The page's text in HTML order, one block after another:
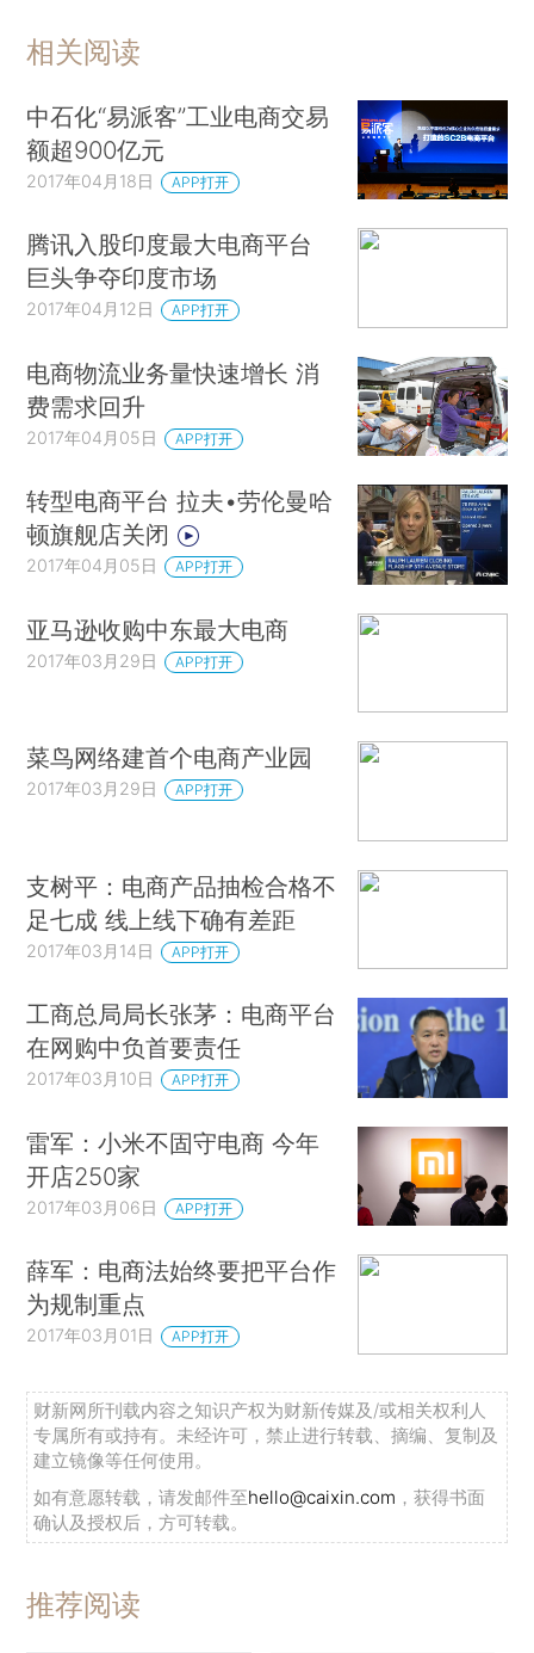
相关阅读
中石化“易派客”工业电商交易
额超900亿元
2017年04月18日 APP打开
腾讯入股印度最大电商平台
巨头争夺印度市场
2017年04月12日 APP打开
电商物流业务量快速增长 消
费需求回升
2017年04月05日 APP打开
转型电商平台 拉夫•劳伦曼哈
顿旗舰店关闭
2017年04月05日 APP打开
亚马逊收购中东最大电商
2017年03月29日 APP打开
菜鸟网络建首个电商产业园
2017年03月29日 APP打开
支树平：电商产品抽检合格不
足七成 线上线下确有差距
2017年03月14日 APP打开
工商总局局长张茅：电商平台
在网购中负首要责任
2017年03月10日 APP打开
雷军：小米不固守电商 今年
开店250家
2017年03月06日 APP打开
薛军：电商法始终要把平台作
为规制重点
2017年03月01日 APP打开
财新网所刊载内容之知识产权为财新传媒及/或相关权利人
专属所有或持有。未经许可，禁止进行转载、摘编、复制及
建立镜像等任何使用。
如有意愿转载，请发邮件至hello@caixin.com ，获得书面
确认及授权后，方可转载。
推荐阅读